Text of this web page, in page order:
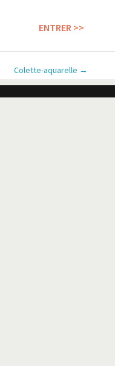
Colette-aquarelle →